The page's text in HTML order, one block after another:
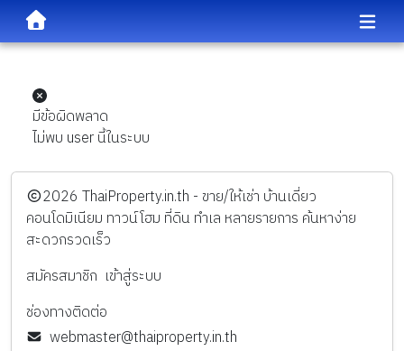
มีข้อผิดพลาด
ไม่พบ user นี้ในระบบ
️2026 ThaiProperty.in.th - ขาย/ให้เช่า บ้านเดี่ยว
คอนโดมิเนียม ทาวน์โฮม ที่ดิน ทำเล หลายรายการ ค้นหาง่าย
สะดวกรวดเร็ว
สมัครสมาชิก เข้าสู่ระบบ
ช่องทางติดต่อ
webmaster@thaiproperty.in.th